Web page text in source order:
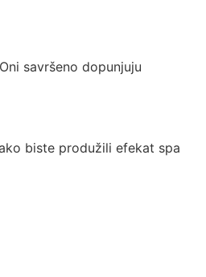
savršeno dopunjuju
biste produžili efekat spa